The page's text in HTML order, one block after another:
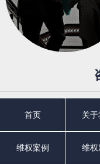
首页 关于
维权案例 维权